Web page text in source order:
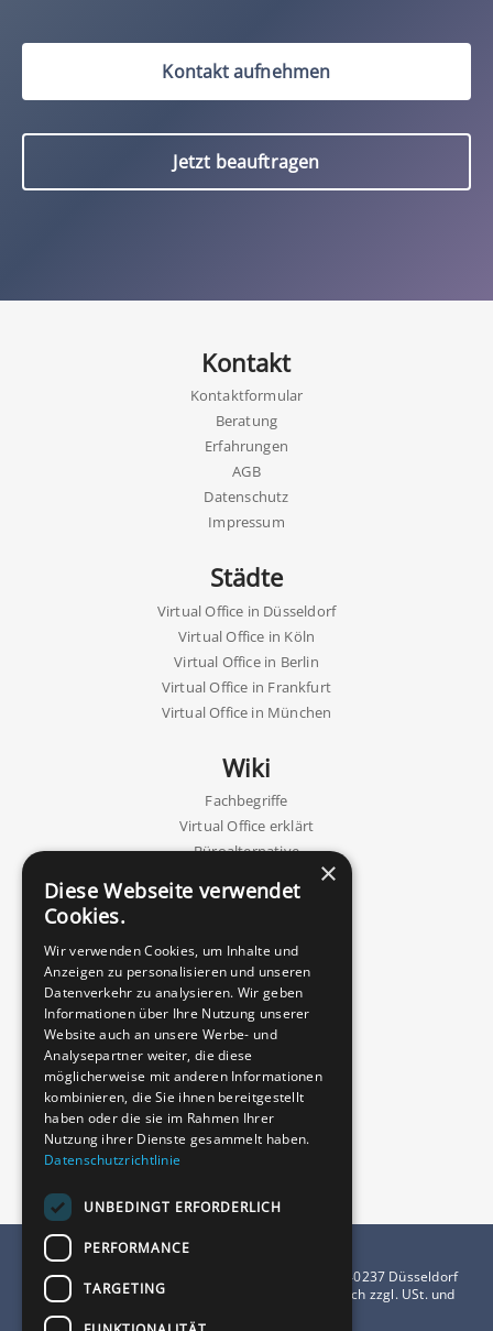
Kontakt aufnehmen
Jetzt beauftragen
Kontakt
Kontaktformular
Beratung
Erfahrungen
AGB
Datenschutz
Impressum
Städte
Virtual Office in Düsseldorf
Virtual Office in Köln
Virtual Office in Berlin
Virtual Office in Frankfurt
Virtual Office in München
Wiki
Fachbegriffe
Virtual Office erklärt
Büroalternative
Blog
Virtuelle Geschäftsadresse
Branchen
Immobilienmakler
Freelancer
Startups
E-Commerce
Digitale Nomaden
dusBASE GmbH | Grafenberger Allee 277–287 | 40237 Düsseldorf
© 2024 dusBASE GmbH | Alle Preise verstehen sich zzgl. USt. und
×
Diese Webseite verwendet
Cookies.
Wir verwenden Cookies, um Inhalte und
Anzeigen zu personalisieren und unseren
Datenverkehr zu analysieren. Wir geben
Informationen über Ihre Nutzung unserer
Website auch an unsere Werbe- und
Analysepartner weiter, die diese
möglicherweise mit anderen Informationen
kombinieren, die Sie ihnen bereitgestellt
haben oder die sie im Rahmen Ihrer
Nutzung ihrer Dienste gesammelt haben.
Datenschutzrichtlinie
UNBEDINGT ERFORDERLICH
PERFORMANCE
TARGETING